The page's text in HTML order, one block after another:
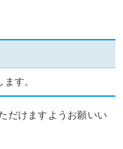
す。
だけますようお願いい